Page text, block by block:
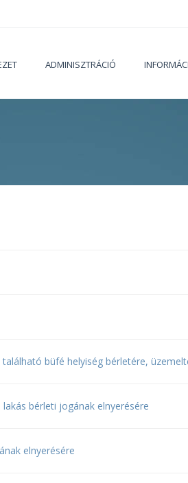
ADMINISZTRÁCIÓ
büfé helyiség bérletére,
bérleti jogának elnyerésére
elnyerésére